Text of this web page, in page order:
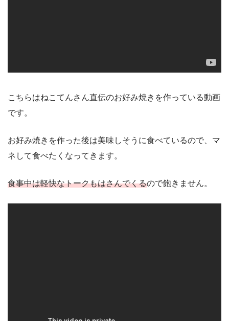
こちらはねこてんさん直伝のお好み焼きを作っている動画
です。
お好み焼きを作った後は美味しそうに食べているので、マ
ネして食べたくなってきます。
食事中は軽快なトークもはさんでくるので飽きません。